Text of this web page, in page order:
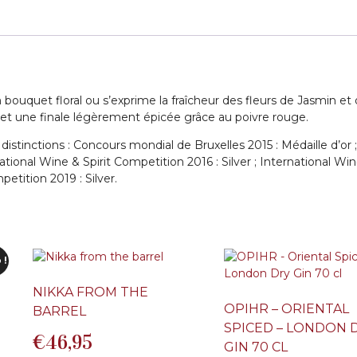
floral ou s’exprime la fraîcheur des fleurs de Jasmin et
une finale légèrement épicée grâce au poivre rouge.
: Concours mondial de Bruxelles 2015 : Médaille d’or ;
Wine & Spirit Competition 2016 : Silver ; International
2019 : Silver.
!
NIKKA FROM THE
BARREL
€46,95
OPIHR – ORIENTAL
SPICED – LONDON
GIN 70 CL